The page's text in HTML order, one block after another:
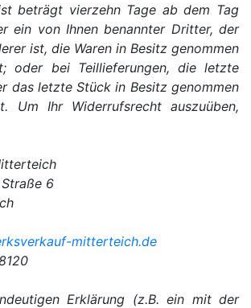
beträgt vierzehn Tage ab dem Tag
ein von Ihnen benannter Dritter, der
ist, die Waren in Besitz genommen
oder bei Teillieferungen, die letzte
das letzte Stück in Besitz genommen
Um Ihr Widerrufsrecht auszuüben,
6
mitterteich.de
Erklärung (z.B. ein mit der